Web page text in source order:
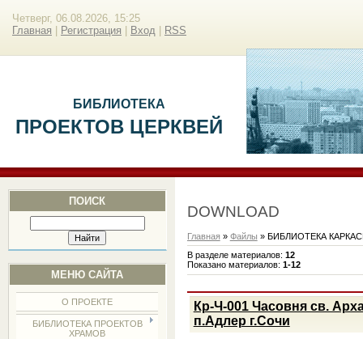
Четверг, 06.08.2026, 15:25
Главная
Регистрация Вход RSS
БИБЛИОТЕКА
ПРОЕКТОВ ЦЕРКВЕЙ
ПОИСК
МЕНЮ САЙТА
О ПРОЕКТЕ
БИБЛИОТЕКА ПРОЕКТОВ
ХРАМОВ
DOWNLOAD
Главная » Файлы » БИБЛИОТЕКА
В разделе материалов: 12
Показано материалов: 1-12
Кр-Ч-001 Часовня св.
п.Адлер г.Сочи